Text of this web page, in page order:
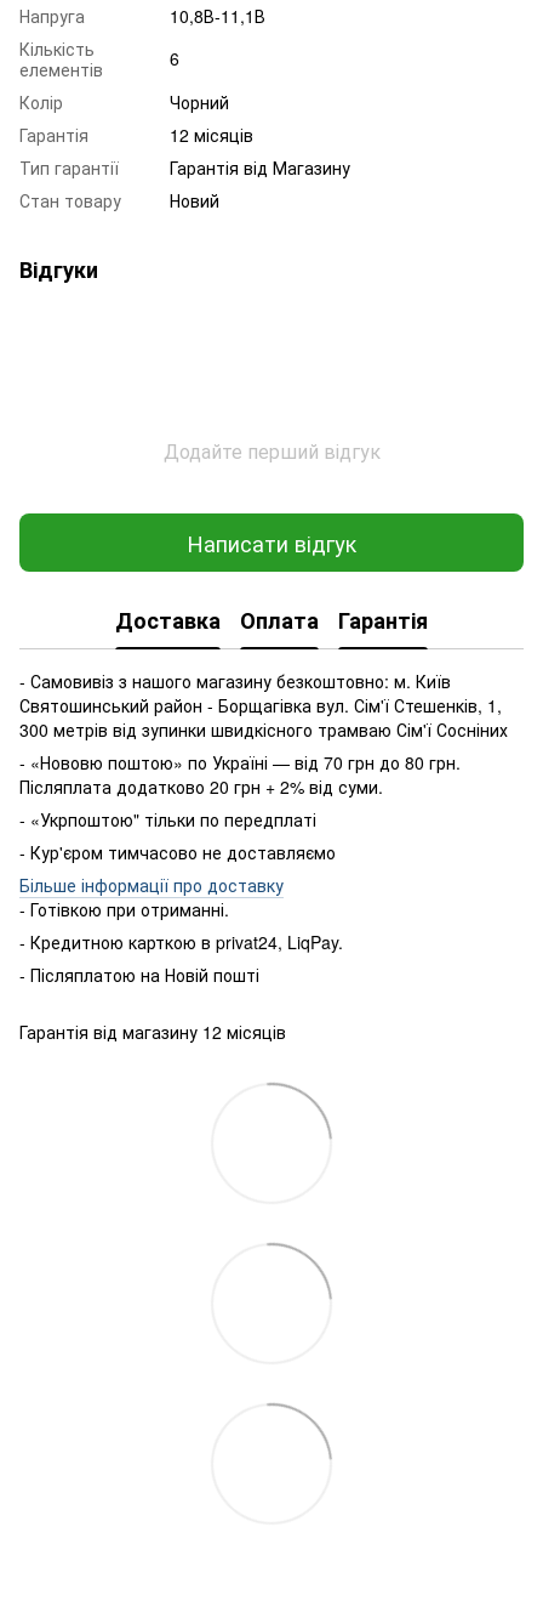
Напруга
10,8В-11,1В
Кількість
елементів
6
Колір
Чорний
Гарантія
12 місяців
Тип гарантії
Гарантія від Магазину
Стан товару
Новий
Відгуки
Додайте перший відгук
Написати відгук
Доставка Оплата Гарантія
- Самовивіз з нашого магазину безкоштовно: м. Київ
Святошинський район - Борщагівка вул. Сім'ї Стешенків, 1,
300 метрів від зупинки швидкісного трамваю Сім'ї Сосніних
- «Нововю поштою» по Україні — від 70 грн до 80 грн.
Післяплата додатково 20 грн + 2% від суми.
- «Укрпоштою" тільки по передплаті
- Кур'єром тимчасово не доставляємо
Більше інформації про доставку
- Готівкою при отриманні.
- Кредитною карткою в privat24, LiqPay.
- Післяплатою на Новій пошті
Гарантія від магазину 12 місяців